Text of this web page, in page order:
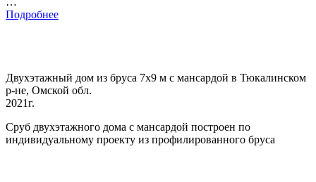
Подробнее
Двухэтажный дом из бруса 7х9 м с мансардой в Тюкалинском
р-не, Омской обл.
2021г.
Сруб двухэтажного дома с мансардой построен по
индивидуальному проекту из профилированного бруса